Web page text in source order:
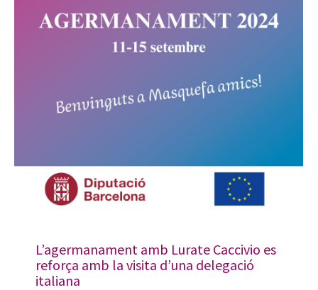
L’agermanament amb Lurate Caccivio es
reforça amb la visita d’una delegació
italiana